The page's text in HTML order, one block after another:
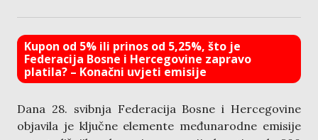
Kupon od 5% ili prinos od 5,25%, što je
Federacija Bosne i Hercegovine zapravo
platila? – Konačni uvjeti emisije
Dana 28. svibnja Federacija Bosne i Hercegovine
objavila je ključne elemente međunarodne emisije